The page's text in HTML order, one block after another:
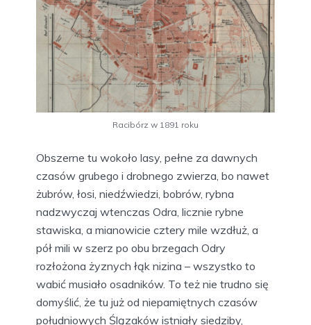
Racibórz w 1891 roku
Obszerne tu wokoło lasy, pełne za dawnych
czasów grubego i drobnego zwierza, bo nawet
żubrów, łosi, niedźwiedzi, bobrów, rybna
nadzwyczaj wtenczas Odra, licznie rybne
stawiska, a mianowicie cztery mile wzdłuż, a
pół mili w szerz po obu brzegach Odry
rozłożona żyznych łąk nizina – wszystko to
wabić musiało osadników. To też nie trudno się
domyślić, że tu już od niepamiętnych czasów
południowych Ślązaków istniały siedziby,